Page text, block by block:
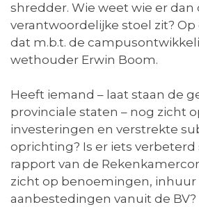
shredder. Wie weet wie er dan
verantwoordelijke stoel zit?
dat m.b.t. de
wethouder Erwin Boom.
Heeft iemand – laat staan de
provinciale staten – nog zicht
investeringen en verstrekte
oprichting? Is er iets verbeterd
rapport van de
zicht op benoemingen, inhuur
aanbestedingen vanuit de